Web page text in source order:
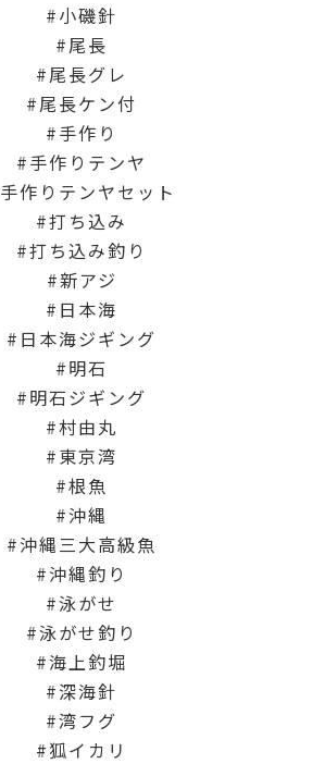
小磯針
尾長
尾長グレ
尾長ケン付
手作り
手作りテンヤ
手作りテンヤセット
打ち込み
打ち込み釣り
新アジ
日本海
日本海ジギング
明石
明石ジギング
村由丸
東京湾
根魚
沖縄
沖縄三大高級魚
沖縄釣り
泳がせ
泳がせ釣り
海上釣堀
深海針
湾フグ
狐イカリ